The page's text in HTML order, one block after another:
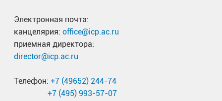
Электронная почта:
канцелярия: office@icp.ac.ru
приемная директора:
director@icp.ac.ru
Телефон: +7 (49652) 244-74
+7 (495) 993-57-07